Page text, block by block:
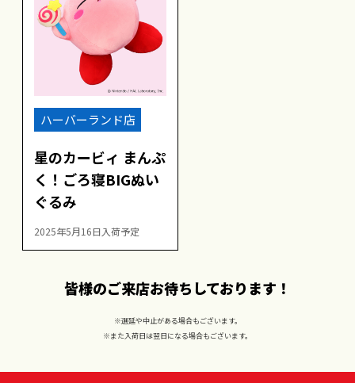
ハーバーランド店
星のカービィ まんぷ
く！ごろ寝BIGぬい
ぐるみ
2025年5月16日入荷予定
皆様のご来店お待ちしております！
※選延や中止がある場合もございます。
※また入荷日は翌日になる場合もございます。